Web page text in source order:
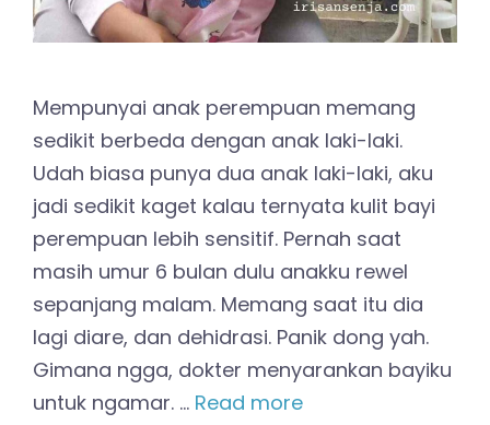
Mempunyai anak perempuan memang
sedikit berbeda dengan anak laki-laki.
Udah biasa punya dua anak laki-laki, aku
jadi sedikit kaget kalau ternyata kulit bayi
perempuan lebih sensitif. Pernah saat
masih umur 6 bulan dulu anakku rewel
sepanjang malam. Memang saat itu dia
lagi diare, dan dehidrasi. Panik dong yah.
Gimana ngga, dokter menyarankan bayiku
untuk ngamar. … Read more